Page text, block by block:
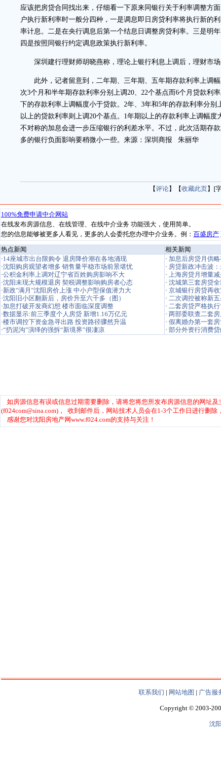
应该把房贷合同找出来，仔细看一下原来同银行关于利率调整方
户执行新利率时一般分四种，一是调息即日房贷利率将执行新的
率计息。二是在央行调息后第一个结息日调整房贷利率。三是明
四是按照同银行约定调息政策执行新利率。
深圳建行理财师胡晓燕称，理论上银行利息上调后，理财市场
此外，记者留意到，二年期、三年期、五年期存款利率上调幅
次3个月和半年期存款利率分别上调20、22个基点而6个月贷款利
下的存款利率上调幅度小于贷款。2年、3年和5年的存款利率分别
以上的贷款利率则上调20个基点。1年期以上的存款利率上调幅度
不对称的加息会进一步压缩银行的利差水平。不过，此次活期存
多的银行负面影响要稍微小一些。来源：深圳商报 朱丽华
【评论】【收藏此页】[
热点新闻
相关新闻
· 加息后房贷月供
· 房贷新政冲击波
· 上海房贷月增量
· 沈城第三套房贷
· 京城银行房贷再
· 二次调控被称新
· 二套房贷严格执
· 两部委联查二套
· 假离婚办第一套
· 部分外资行消费
联系我们 | 网站地图 | 广告服
Copyright © 2003-
沈